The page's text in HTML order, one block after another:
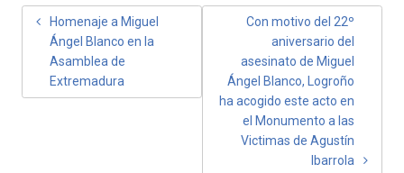
NAVEGACIÓN
ENTRADAS
Homenaje a Miguel
Ángel Blanco en la
Asamblea de
Extremadura
Con motivo del 22º
aniversario del
asesinato de Miguel
Ángel Blanco, Logroño
ha acogido este acto en
el Monumento a las
Victimas de Agustín
Ibarrola